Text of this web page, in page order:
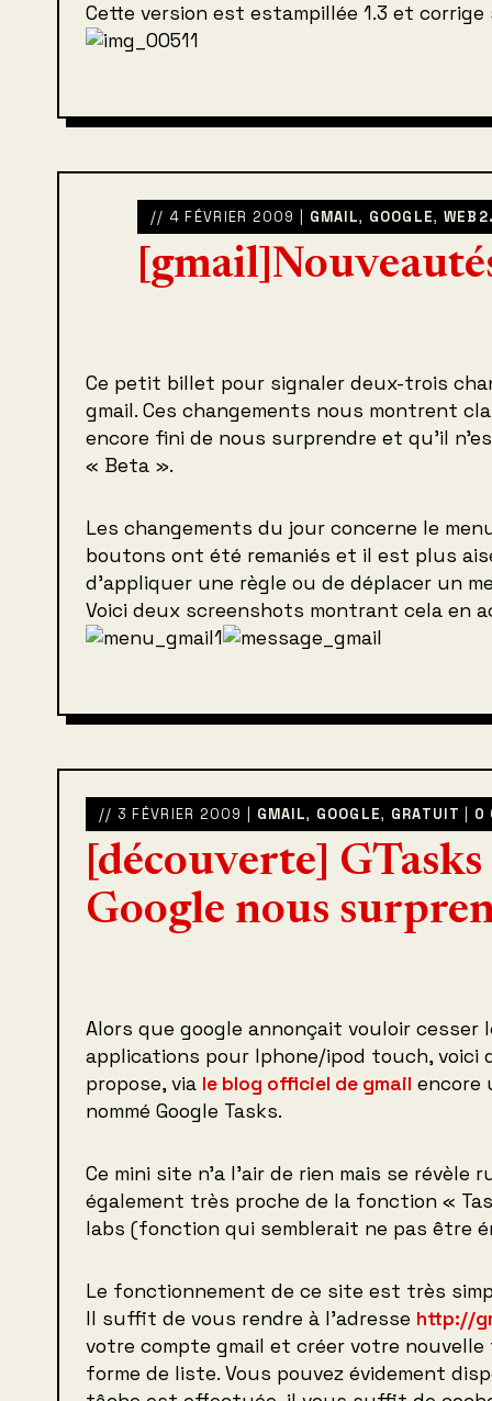
Cette version est estampillée 1.3 et
// 4 FÉVRIER 2009 | GMAIL, GOOGLE,
Ce petit billet pour signaler deux-trois
gmail. Ces changements nous montrent
encore fini de nous surprendre et qu’il
« Beta ».
Les changements du jour concerne le
boutons ont été remaniés et il est plus
d’appliquer une règle ou de déplacer un
Voici deux screenshots montrant cela en
// 3 FÉVRIER 2009 | GMAIL, GOOGLE, GRATUIT 0
[découverte]
Google nous
Alors que google annonçait vouloir cesser
applications pour Iphone/ipod touch, voici
propose, via le blog officiel de gmail encore
nommé Google Tasks.
Ce mini site n’a l’air de rien mais se
également très proche de la fonction «
labs (fonction qui semblerait ne pas être
Le fonctionnement de ce site est très
Il suffit de vous rendre à l’adresse http://
votre compte gmail et créer votre
forme de liste. Vous pouvez évidement